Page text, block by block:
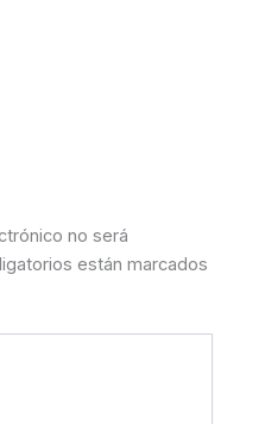
no será
están marcados